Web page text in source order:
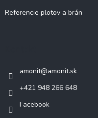
Referencie plotov a brán
amonit@amonit.sk
+421 948 266 648
Facebook